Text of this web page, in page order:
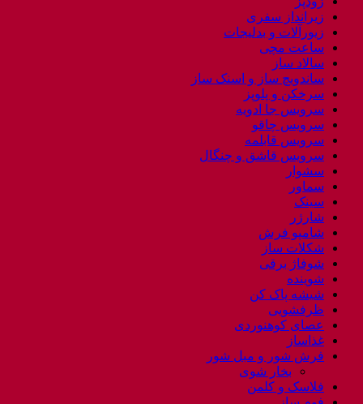
زیرانداز سفری
زیورآلات و بدلیجات
ساعت مچی
سالاد ساز
ساندویچ ساز و اسنک ساز
سرخکن و پلوپز
سرویس جا ادویه
سرویس چاقو
سرویس قابلمه
سرویس قاشق و چنگال
سشوار
سماور
سینک
شارژر
شامپو فرش
شکلات ساز
شوفاژ برقی
شوینده
شیشه پاک کن
ظرفشویی
عصای کوهنوردی
غذاساز
فرش شور و مبل شور
بخار شوی
فلاسک و کلمن